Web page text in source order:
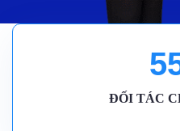
ĐỐI TÁC